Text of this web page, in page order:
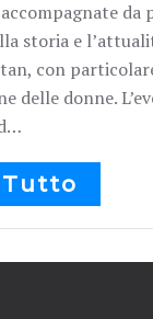
da
storia e
con
delle donne.